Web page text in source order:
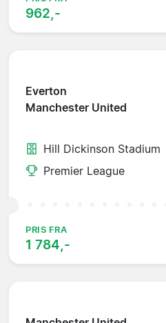
962,-
Everton
Manchester United
Hill Dickinson Stadium
Premier League
PRIS FRA
1 784,-